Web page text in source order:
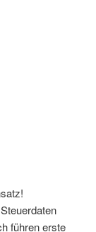
führen erste